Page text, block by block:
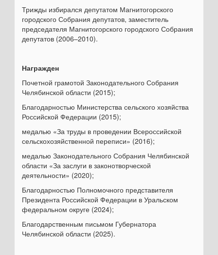
Трижды избирался депутатом Магнитогорского
городского Собрания депутатов, заместитель
председателя Магнитогорского городского Собрания
депутатов (2006–2010).
Награжден
Почетной грамотой Законодательного Собрания
Челябинской области (2015);
Благодарностью Министерства сельского хозяйства
Российской Федерации (2015);
медалью «За труды в проведении Всероссийской
сельскохозяйственной переписи» (2016);
медалью Законодательного Собрания Челябинской
области «За заслуги в законотворческой
деятельности» (2020);
Благодарностью Полномочного представителя
Президента Российской Федерации в Уральском
федеральном округе (2024);
Благодарственным письмом Губернатора
Челябинской области (2025).